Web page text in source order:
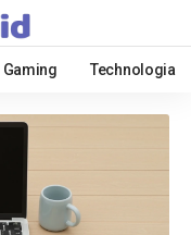
Gaming Technologia